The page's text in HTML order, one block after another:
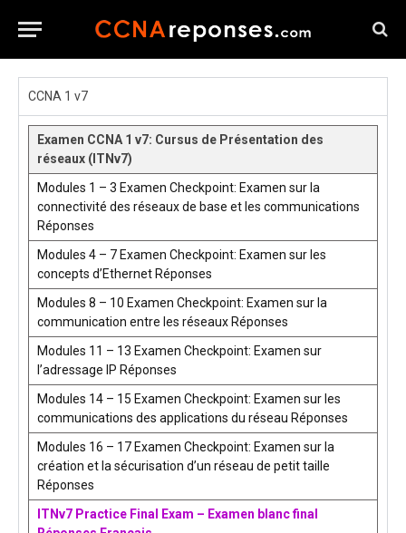
CCNA 1 v7
Examen CCNA 1 v7: Cursus de Présentation des
réseaux (ITNv7)
Modules 1 – 3 Examen Checkpoint: Examen sur la
connectivité des réseaux de base et les communications
Réponses
Modules 4 – 7 Examen Checkpoint: Examen sur les
concepts d’Ethernet Réponses
Modules 8 – 10 Examen Checkpoint: Examen sur la
communication entre les réseaux Réponses
Modules 11 – 13 Examen Checkpoint: Examen sur
l’adressage IP Réponses
Modules 14 – 15 Examen Checkpoint: Examen sur les
communications des applications du réseau Réponses
Modules 16 – 17 Examen Checkpoint: Examen sur la
création et la sécurisation d’un réseau de petit taille
Réponses
ITNv7 Practice Final Exam – Examen blanc final